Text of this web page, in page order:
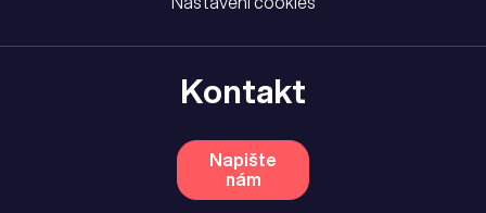
Kontakt
Napište
nám